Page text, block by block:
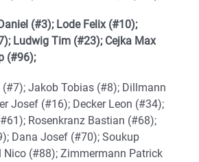
(#3); Lode Felix (#10);
Ludwig Tim (#23); Cejka Max
(#96);
(#7); Jakob Tobias (#8); Dillmann
Josef (#16); Decker Leon (#34);
Rosenkranz Bastian (#68);
Dana Josef (#70); Soukup
Nico (#88); Zimmermann Patrick